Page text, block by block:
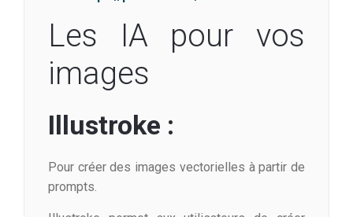
Les IA pour vos
images
Illustroke :
Pour créer des images vectorielles à partir de
prompts.